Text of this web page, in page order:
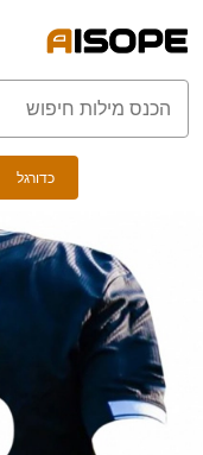
כדורגל